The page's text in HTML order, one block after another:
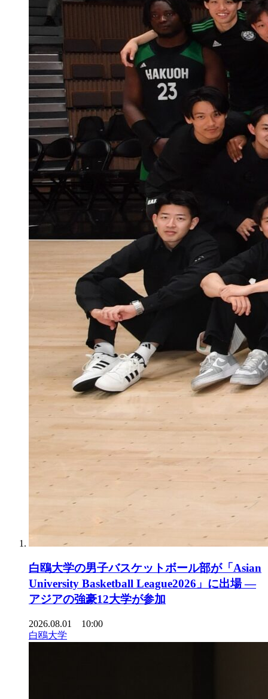
白鴎大学の男子バスケットボール部が「Asian
University Basketball League2026」に出場 ―
アジアの強豪12大学が参加
2026.08.01 10:00
白鴎大学